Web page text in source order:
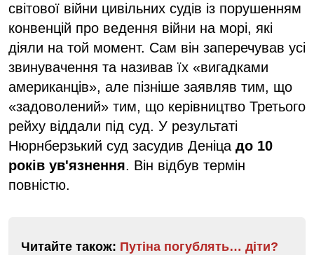
світової війни цивільних судів із порушенням
конвенцій про ведення війни на морі, які
діяли на той момент. Сам він заперечував усі
звинувачення та називав їх «вигадками
американців», але пізніше заявляв тим, що
«задоволений» тим, що керівництво Третього
рейху віддали під суд. У результаті
Нюрнберзький суд засудив Деніца до 10
років ув'язнення. Він відбув термін
повністю.
Читайте також: Путіна погублять… діти?